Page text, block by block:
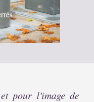
pour l'image de